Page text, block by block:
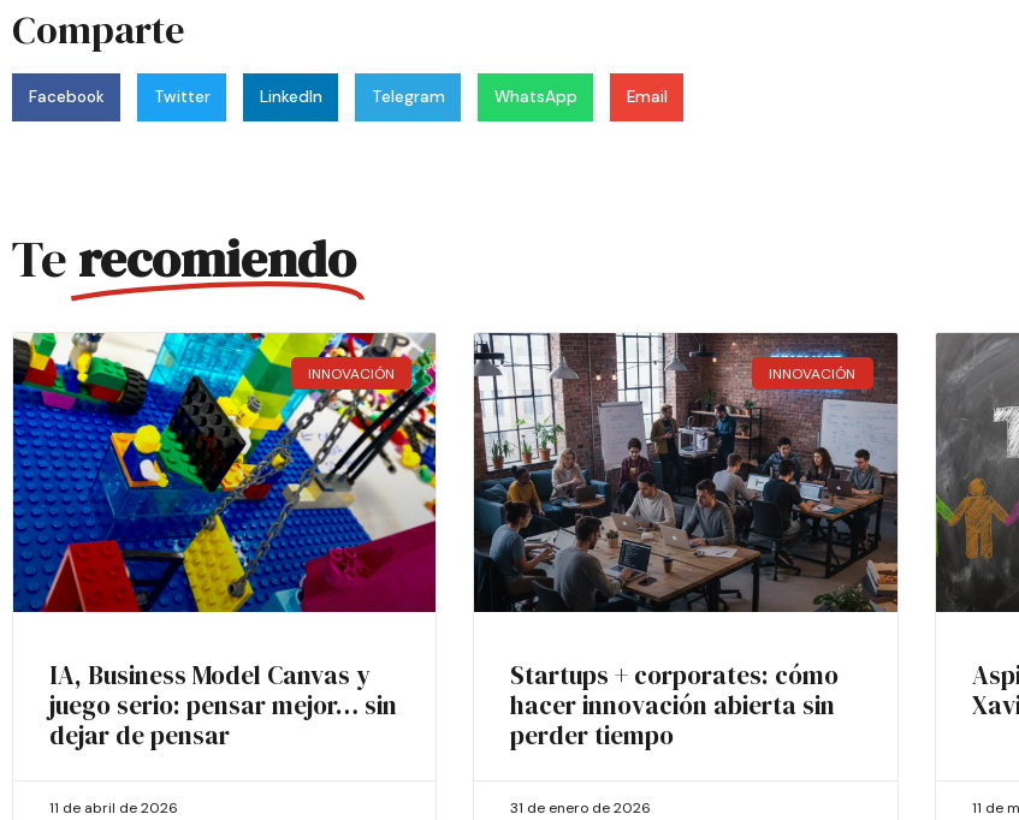
Comparte
Facebook Twitter LinkedIn Telegram WhatsApp Email
Terecomiendo
INNOVACIÓN
IA, Business Model Canvas y
juego serio: pensar mejor… sin
dejar de pensar
11 de abril de 2026
INNOVACIÓN
Startups + corporates: cómo
hacer innovación abierta sin
perder tiempo
31 de enero de 2026 11 de